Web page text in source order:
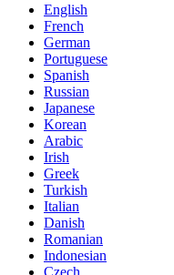
English
French
German
Portuguese
Spanish
Russian
Japanese
Korean
Arabic
Irish
Greek
Turkish
Italian
Danish
Romanian
Indonesian
Czech